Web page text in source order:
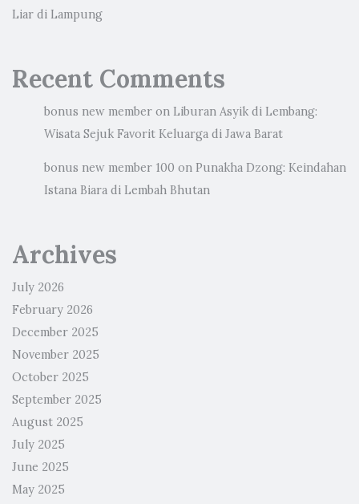
Liar di Lampung
Recent Comments
bonus new member on Liburan Asyik di Lembang:
Wisata Sejuk Favorit Keluarga di Jawa Barat
bonus new member 100 on Punakha Dzong: Keindahan
Istana Biara di Lembah Bhutan
Archives
July 2026
February 2026
December 2025
November 2025
October 2025
September 2025
August 2025
July 2025
June 2025
May 2025